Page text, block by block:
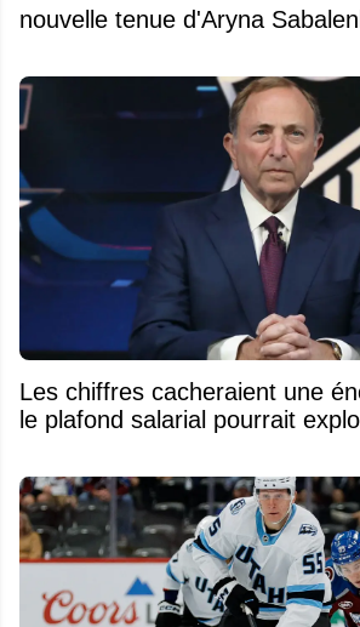
nouvelle tenue d'Aryna
Les chiffres cacheraient une
le plafond salarial pourrait